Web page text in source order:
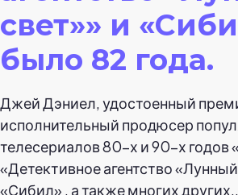
свет»» и
было 82 года.
Джей Дэниел, удостоенный
исполнительный продюсер
телесериалов 80-х и 90-х годов
«Детективное агентство
«Сибил» , а также многих